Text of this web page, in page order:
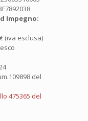
Impegno:
(iva esclusa)
del
475365 del